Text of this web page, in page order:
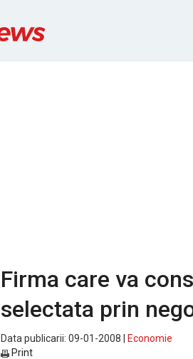
Firma care va
selectata prin
Data publicarii: 09-01-2008 |
Economie
Print